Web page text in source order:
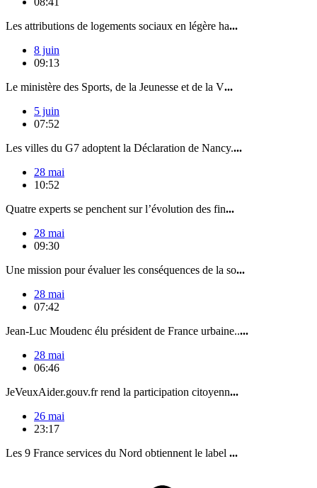
Les attributions de logements sociaux en légère ha...
8 juin
09:13
Le ministère des Sports, de la Jeunesse et de la V...
5 juin
07:52
Les villes du G7 adoptent la Déclaration de Nancy....
28 mai
10:52
Quatre experts se penchent sur l’évolution des fin...
28 mai
09:30
Une mission pour évaluer les conséquences de la so...
28 mai
07:42
Jean-Luc Moudenc élu président de France urbaine.....
28 mai
06:46
JeVeuxAider.gouv.fr rend la participation citoyenn...
26 mai
23:17
Les 9 France services du Nord obtiennent le label ...